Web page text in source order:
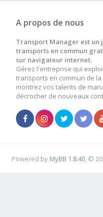
A propos de nous
Transport Manager est un
transports en commun
sur navigateur internet.
Gérez l'entreprise qui
transports en commun de
montrez vos talents de
décrocher de nouveaux
Powered by MyBB 1.8.40 , ©